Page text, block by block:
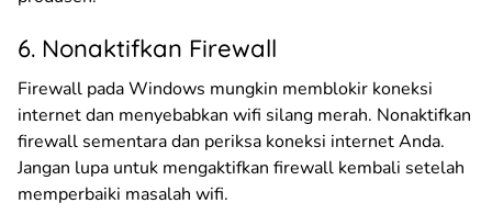
6. Nonaktifkan Firewall
Firewall pada Windows mungkin memblokir koneksi
internet dan menyebabkan wifi silang merah. Nonaktifkan
firewall sementara dan periksa koneksi internet Anda.
Jangan lupa untuk mengaktifkan firewall kembali setelah
memperbaiki masalah wifi.